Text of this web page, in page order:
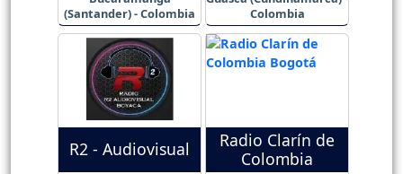
(Santander) - Colombia
Colombia
R2 - Audiovisual
Radio Clarín de
Colombia